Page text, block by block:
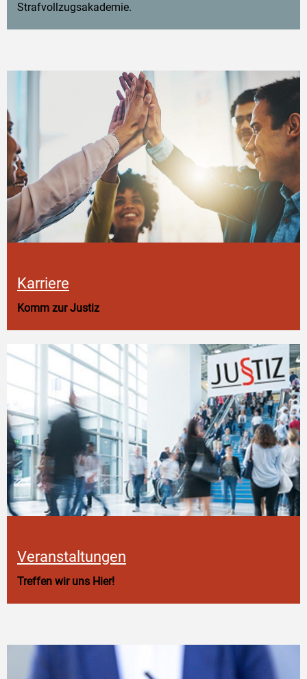
Strafvollzugsakademie.
Karriere
Komm zur Justiz
Veranstaltungen
Treffen wir uns Hier!